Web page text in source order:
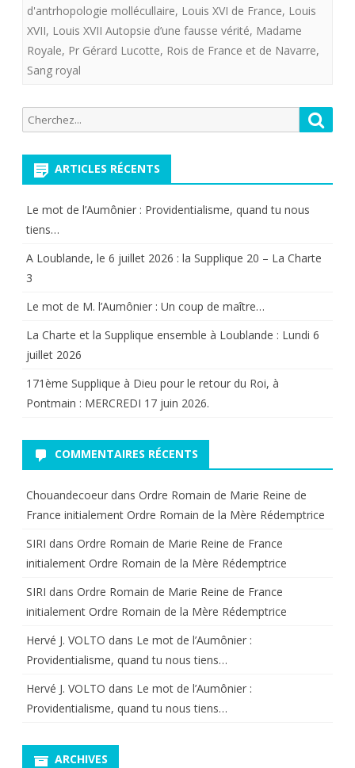
aprés-
Paris),
participer
un
Le
d’heure
XVII”
d'antrhopologie mollécullaire, Louis XVI de France, Louis
XVII, Louis XVII Autopsie d’une fausse vérité, Madame
Royale, Pr Gérard Lucotte, Rois de France et de Navarre,
Sang royal
Recherche
pour:
ARTICLES RÉCENTS
Le mot de l’Aumônier : Providentialisme, quand tu nous
tiens…
A Loublande, le 6 juillet 2026 : la Supplique 20 – La Charte
3
Le mot de M. l’Aumônier : Un coup de maître…
La Charte et la Supplique ensemble à Loublande : Lundi 6
juillet 2026
171ème Supplique à Dieu pour le retour du Roi, à
Pontmain : MERCREDI 17 juin 2026.
COMMENTAIRES RÉCENTS
Chouandecoeur dans Ordre Romain de Marie Reine de
France initialement Ordre Romain de la Mère Rédemptrice
SIRI dans Ordre Romain de Marie Reine de France
initialement Ordre Romain de la Mère Rédemptrice
SIRI dans Ordre Romain de Marie Reine de France
initialement Ordre Romain de la Mère Rédemptrice
Hervé J. VOLTO dans Le mot de l’Aumônier :
Providentialisme, quand tu nous tiens…
Hervé J. VOLTO dans Le mot de l’Aumônier :
Providentialisme, quand tu nous tiens…
ARCHIVES